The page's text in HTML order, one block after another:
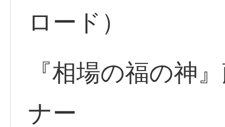
ロード）
『相場の福の神
ナー